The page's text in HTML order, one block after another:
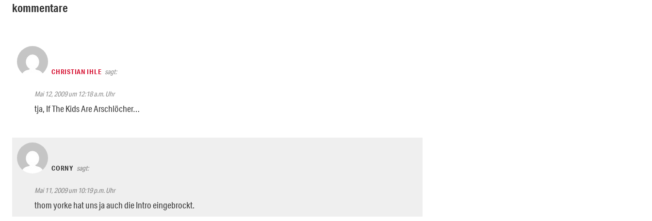
kommentare
CHRISTIAN IHLE sagt:
Mai 12, 2009 um 12:18 a.m. Uhr
tja, If The Kids Are Arschlöcher…
CORNY sagt:
Mai 11, 2009 um 10:19 p.m. Uhr
thom yorke hat uns ja auch die Intro eingebrockt.